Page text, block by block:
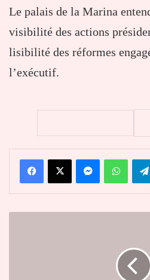
Le palais de la Marina
visibilité des actions
lisibilité des réformes
l’exécutif.
FacebookX Messenger